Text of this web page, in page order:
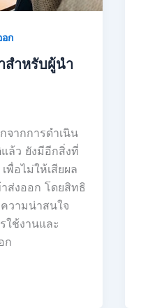
ก
สำหรับผู้นำ
จากการดำเนิน
ล้ว ยังมีอีกสิ่งที่
พื่อไม่ให้เสียผล
ส่งออก โดยสิทธิ
วามน่าสนใจ
ใช้งานและ
ก